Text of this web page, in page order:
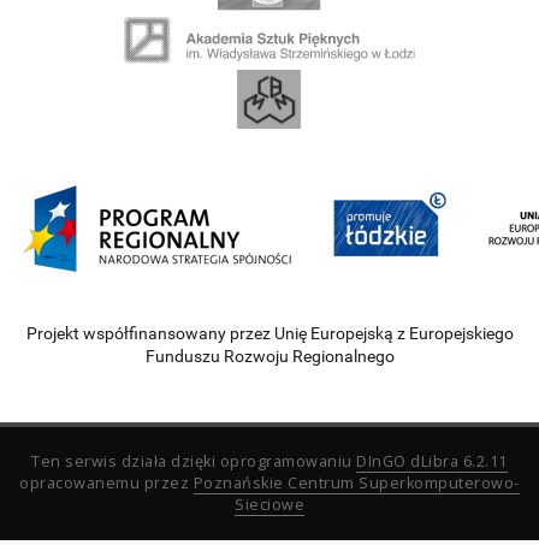
Projekt współfinansowany przez Unię Europejską z Europejskiego
Funduszu Rozwoju Regionalnego
Ten serwis działa dzięki oprogramowaniu DInGO dLibra 6.2.11
opracowanemu przez Poznańskie Centrum Superkomputerowo-
Sieciowe